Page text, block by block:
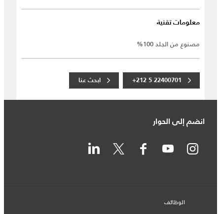
معلومات تقنية
مصنوع من الجلد 100%
+212 5 22400701 ابحث عنا
انضم إلى الحوار
الوظائف